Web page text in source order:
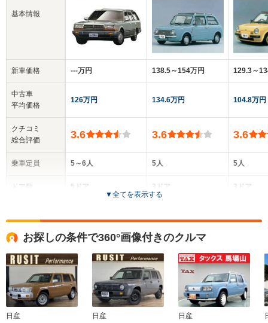
基本情報
新車価格
中古車
平均価格
クチコミ
総合評価
乗車定員
ドア数
サイズ
(全長x全幅x全高)
‐‐‐万円
126万円
3.6
5～6人
5ドア
1.69m
全長
4.69m
138.5～154万円
134.6万円
3.6
5人
3ドア
全幅
全長
3.74m
129.3～
104.8万円
3.6
5人
3ドア
▼全てを表示する
お探しの条件で360°画像付きのクルマ
日産 日産 日産